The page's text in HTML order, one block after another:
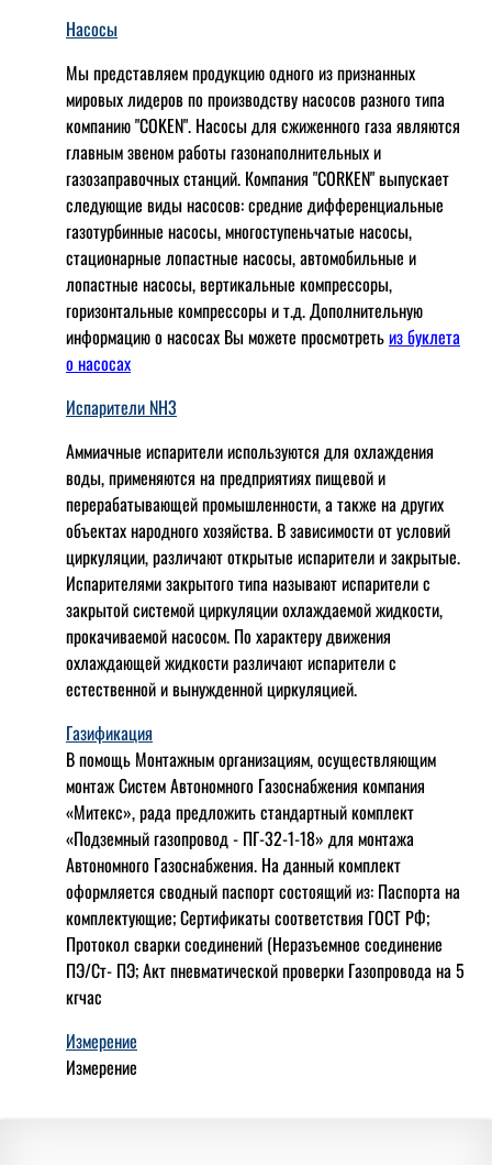
Насосы
Мы представляем продукцию одного из признанных
мировых лидеров по производству насосов разного типа
компанию "COKEN". Насосы для сжиженного газа являются
главным звеном работы газонаполнительных и
газозаправочных станций. Компания "CORKEN" выпускает
следующие виды насосов: cредние дифференциальные
газотурбинные насосы, многоступеньчатые насосы,
стационарные лопастные насосы, автомобильные и
лопaстные насосы, вертикальные компрессоры,
горизонтальные компрессоры и т.д. Дополнительную
информацию о насосах Вы можете просмотретьиз буклета
о насосах
Испарители NH3
Аммиачные испарители используются для охлаждения
воды, применяются на предприятиях пищевой и
перерабатывающей промышленности, а также на других
объектах народного хозяйства. В зависимости от условий
циркуляции, различают открытые испарители и закрытые.
Испарителями закрытого типа называют испарители с
закрытой системой циркуляции охлаждаемой жидкости,
прокачиваемой насосом. По характеру движения
охлаждающей жидкости различают испарители с
естественной и вынужденной циркуляцией.
Газификация
В помощь Монтажным организациям, осуществляющим
монтаж Систем Автономного Газоснабжения компания
«Митекс», рада предложить стандартный комплект
«Подземный газопровод - ПГ-32-1-18» для монтажа
Автономного Газоснабжения. На данный комплект
оформляется сводный паспорт состоящий из: Паспорта на
комплектующие;Сертификаты соответствия ГОСТ РФ;
Протокол сварки соединений (Неразъемное соединение
ПЭ/Ст- ПЭ;Акт пневматической проверки Газопровода на 5
кгчас
Измерение
Измерение